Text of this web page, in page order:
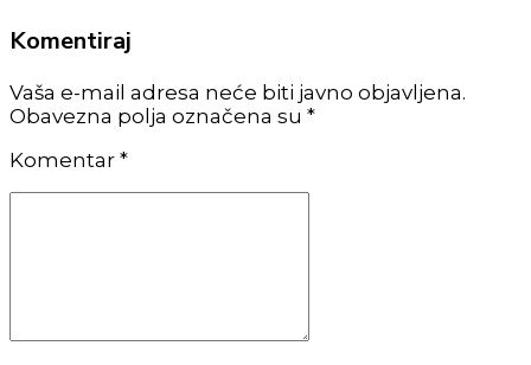
Komentiraj
Vaša e-mail adresa neće biti javno objavljena.
Obavezna polja označena su *
Komentar *